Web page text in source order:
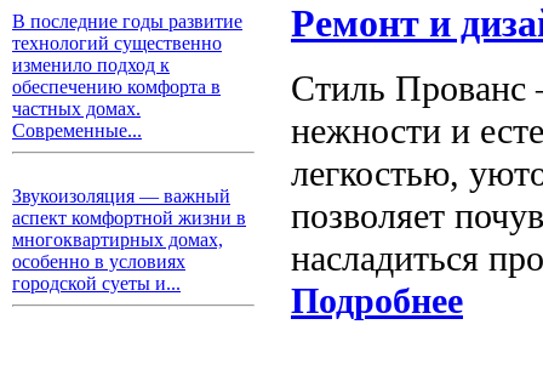
В последние годы развитие
технологий существенно
изменило подход к
обеспечению комфорта в
частных домах.
Современные...
Звукоизоляция — важный
аспект комфортной жизни в
многоквартирных домах,
особенно в условиях
городской суеты и...
Ремонт и
Стиль Прованс
нежности и
легкостью,
позволяет
насладиться
Подробнее